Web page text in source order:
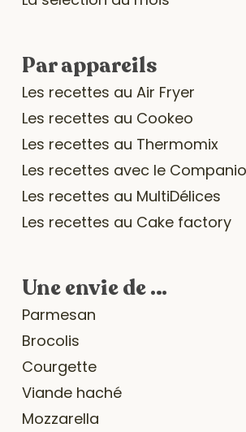
Par appareils
Les recettes au Air Fryer
Les recettes au Cookeo
Les recettes au Thermomix
Les recettes avec le
Les recettes au MultiDélices
Les recettes au Cake factory
Une envie de …
Parmesan
Brocolis
Courgette
Viande haché
Mozzarella